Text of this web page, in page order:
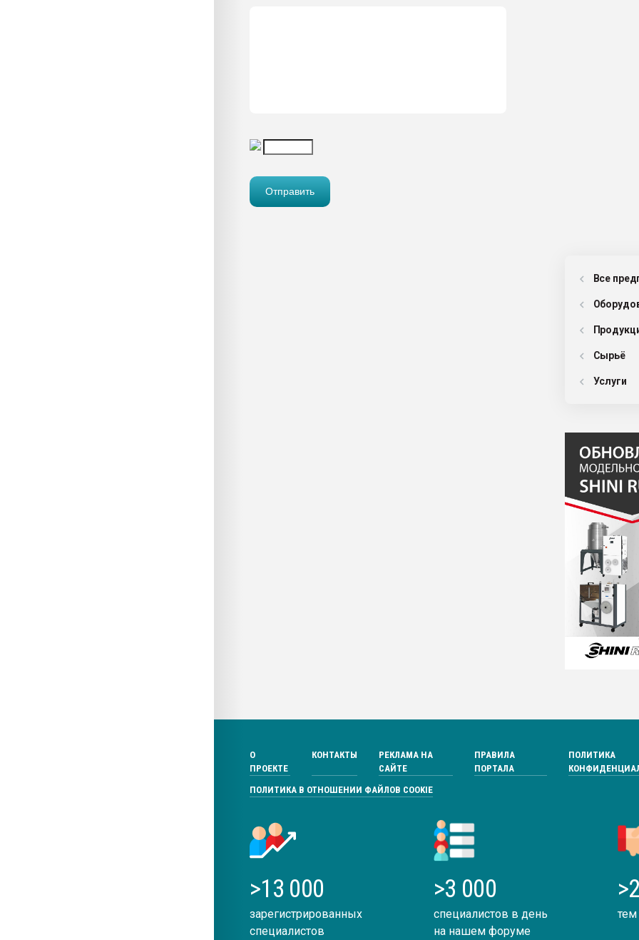
Все
Сырьё
Услуги
О
ПРОЕКТЕ
КОНТАКТЫ
РЕКЛАМА НА
САЙТЕ
ПРАВИЛА
ПОРТАЛА
ПОЛИТИКА
ПОЛИТИКА В ОТНОШЕНИИ ФАЙЛОВ COOKIE
>13 000
зарегистрированных
специалистов
>3 000
специалистов в день
на нашем форуме
тем